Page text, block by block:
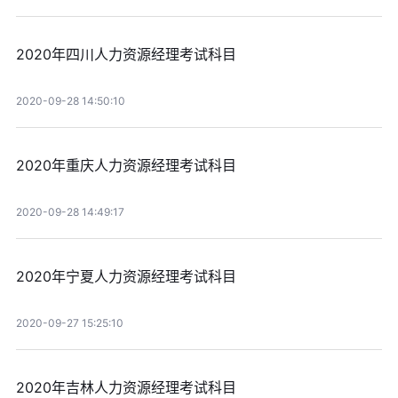
2020年四川人力资源经理考试科目
2020-09-28 14:50:10
2020年重庆人力资源经理考试科目
2020-09-28 14:49:17
2020年宁夏人力资源经理考试科目
2020-09-27 15:25:10
2020年吉林人力资源经理考试科目